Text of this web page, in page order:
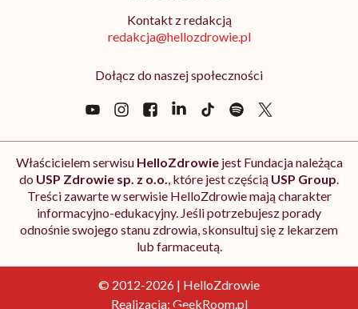
Kontakt z redakcją
redakcja@hellozdrowie.pl
Dołącz do naszej społeczności
Właścicielem serwisu HelloZdrowiejest Fundacja należąca
do USP Zdrowie sp. z o.o. , które jest częścią USP Group
Treści zawarte w serwisie HelloZdrowie mają charakter
informacyjno-edukacyjny. Jeśli potrzebujesz porady
odnośnie swojego stanu zdrowia, skonsultuj się z lekarzem
lub farmaceutą.
© 2012-2026 | HelloZdrowie
Realizacja: GeekRoom.pl